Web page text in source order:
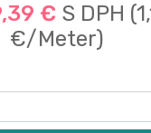
€ S DPH
€/Meter)